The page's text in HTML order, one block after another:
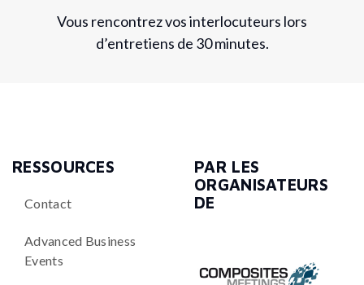
Vous rencontrez vos interlocuteurs lors
d’entretiens de 30 minutes.
RESSOURCES
Contact
Advanced Business
Events
PAR LES
ORGANISATEURS
DE